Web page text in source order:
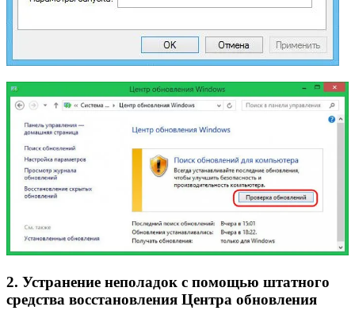
2. Устранение неполадок с помощью штатного
средства восстановления Центра обновления